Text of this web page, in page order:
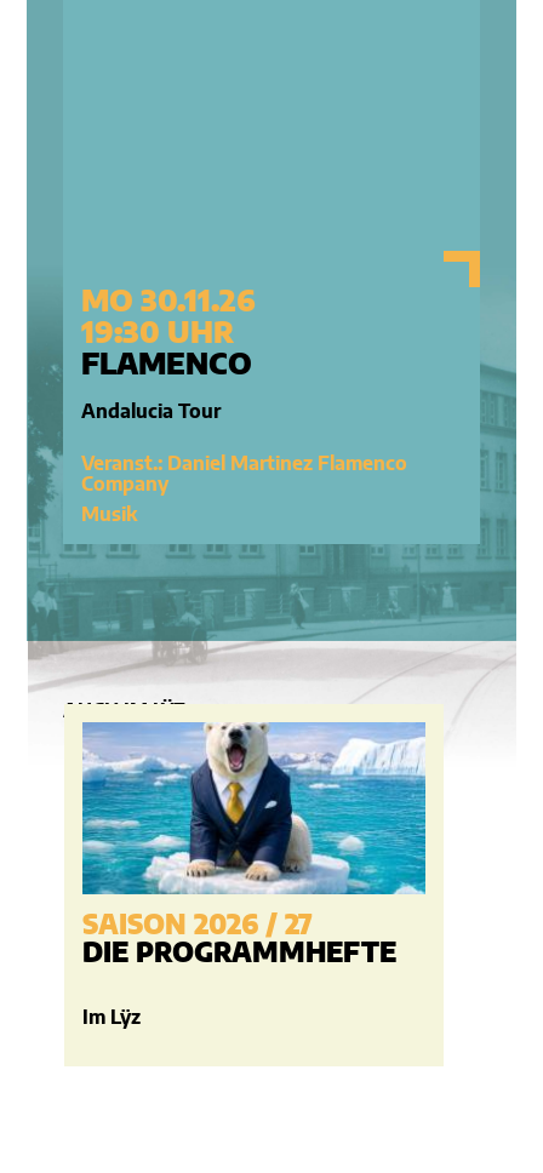
MO 30.11.26
19:30 UHR
FLAMENCO
Andalucia Tour
Veranst.: Daniel Martinez Flamenco
Company
Musik
AUCH IM LŸZ
SAISON 2026 / 27
DIE PROGRAMMHEFTE
Im Lÿz